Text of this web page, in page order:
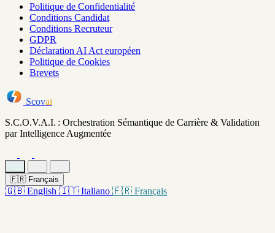
Politique de Confidentialité
Conditions Candidat
Conditions Recruteur
GDPR
Déclaration AI Act européen
Politique de Cookies
Brevets
Scovai
S.C.O.V.A.I. : Orchestration Sémantique de Carrière & Validation
par Intelligence Augmentée
🇫🇷 Français
🇬🇧 English 🇮🇹 Italiano 🇫🇷 Français